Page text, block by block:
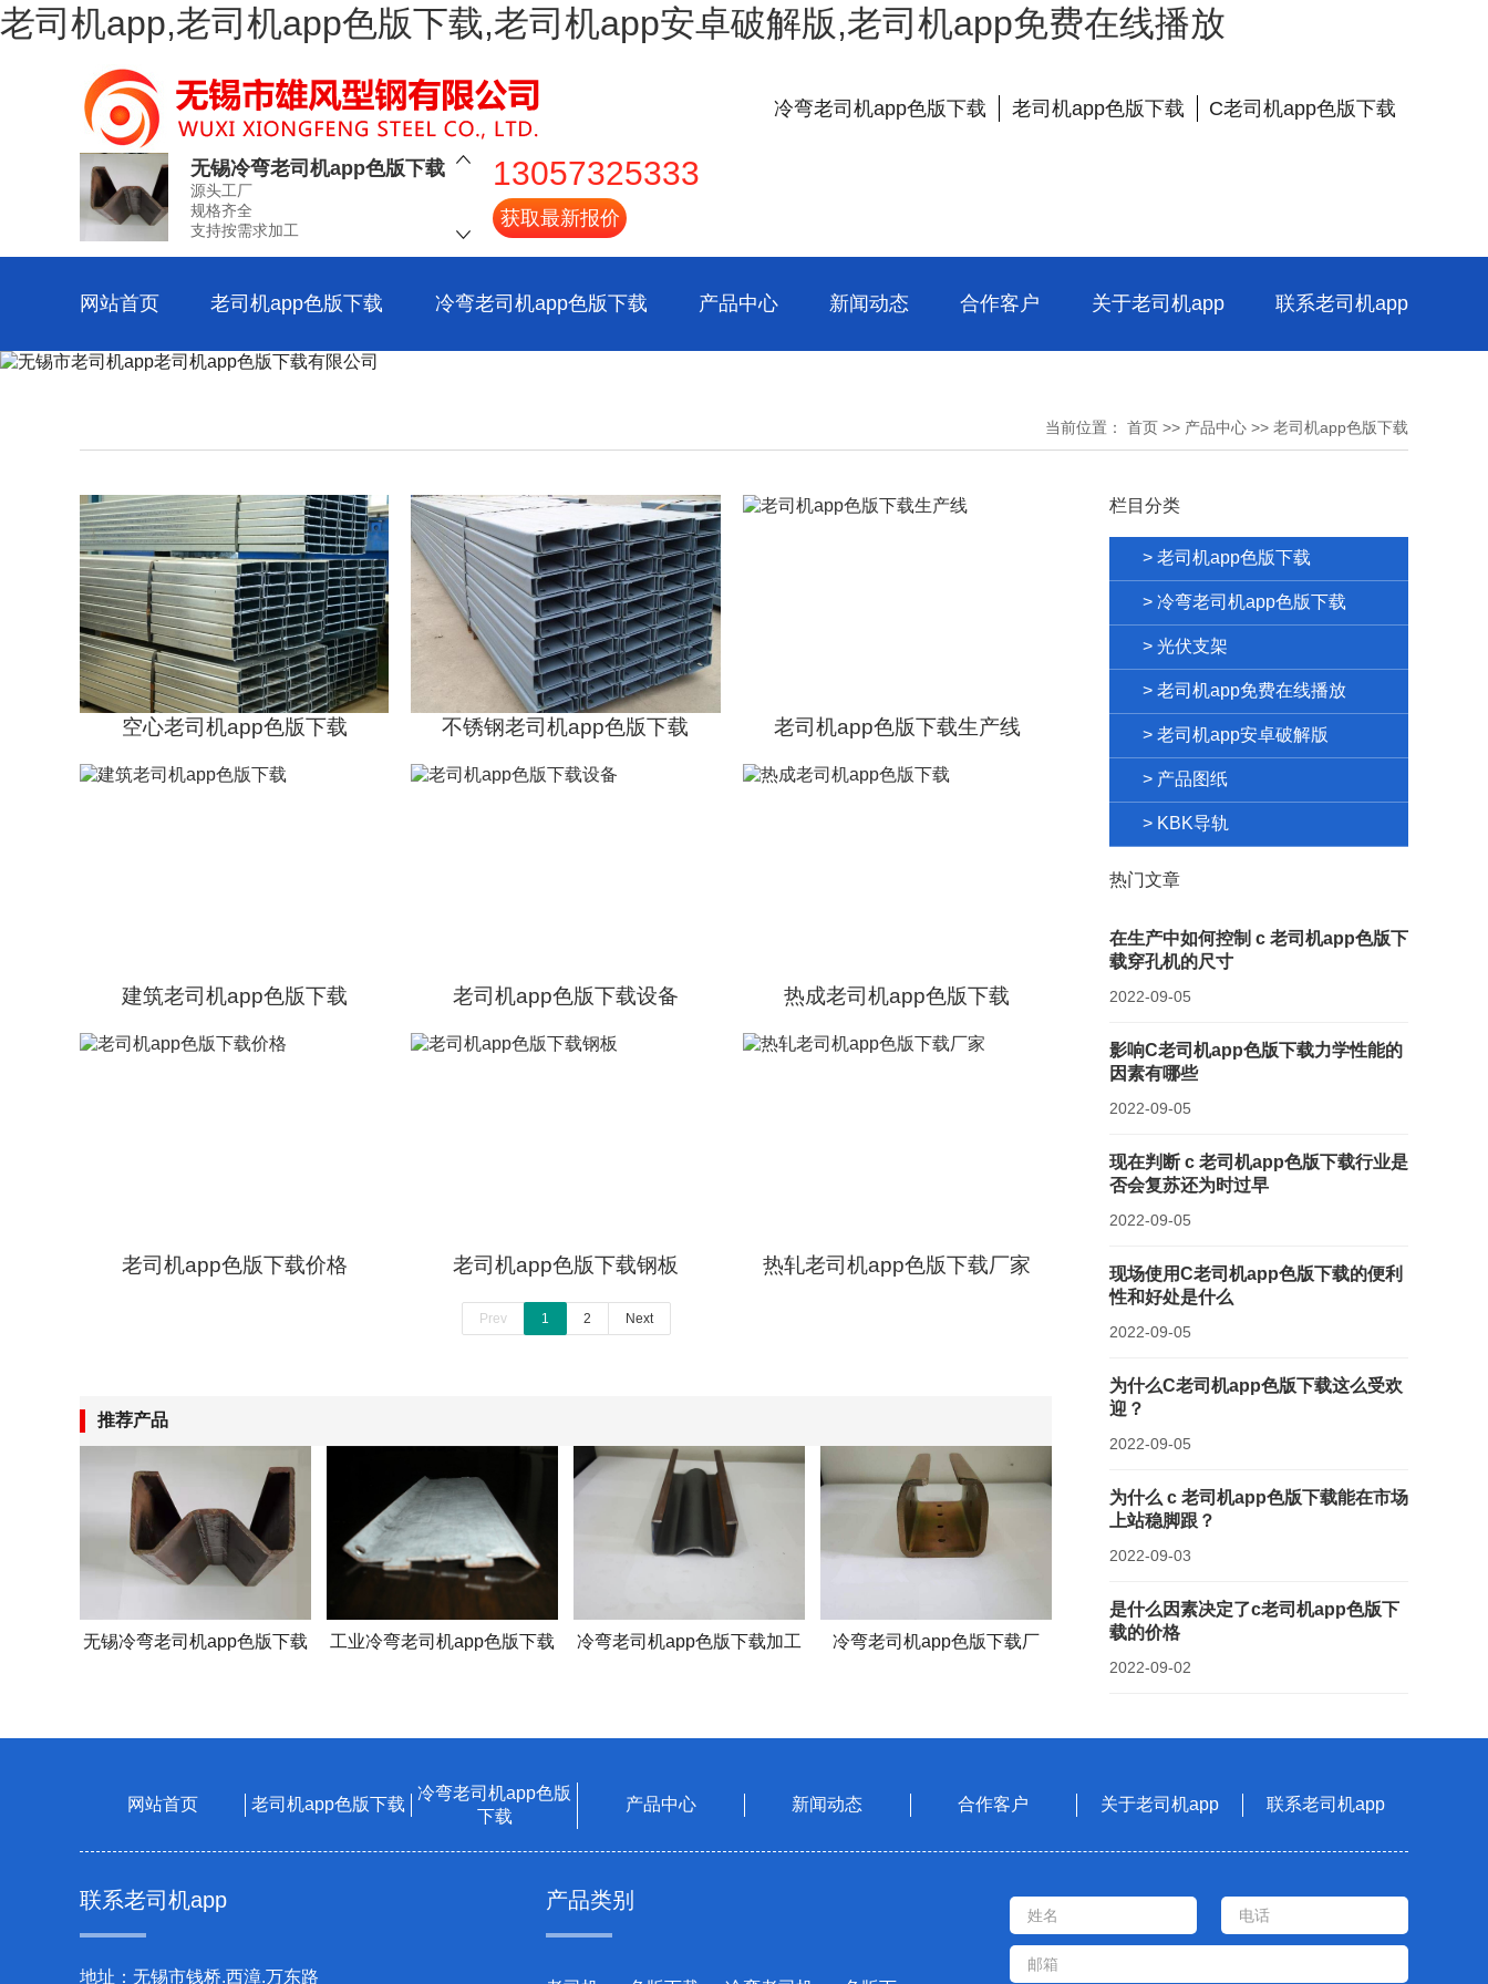
老司机app,老司机app色版下载,老司机app安卓破解版,老司机app免费在线播放
冷弯老司机app色版下载 老司机app色版下载 C老司机app色版下载
空心老司机app色版下载
源头工厂
规格齐全
支持按需求加工
无锡冷弯老司机app色版下载
源头工厂
规格齐全
支持按需求加工
工业冷弯老司机app色版下载
规格齐全
支持按需求加工
源头工厂
源头工厂
支持按需求加工
空心老司机app色版下载
源头工厂
规格齐全
支持按需求加工
无锡冷弯老司机app色版下载
源头工厂
规格齐全
支持按需求加工
13057325333
获取最新报价
网站首页 老司机app色版下载 冷弯老司机app色版下载 产品中心 新闻动态 合作客户 关于老司机app 联系老司机app
当前位置： 首页 >> 产品中心 >> 老司机app色版下载
空心老司机app色版下载 不锈钢老司机app色版下载 老司机app色版下载生产线
建筑老司机app色版下载 老司机app色版下载设备 热成老司机app色版下载
老司机app色版下载价格 老司机app色版下载钢板 热轧老司机app色版下载厂家
Prev 1 2 Next
推荐产品
无锡冷弯老司机app色版下载 工业冷弯老司机app色版下载 冷弯老司机app色版下载加工 冷弯老司机app色版下载厂
栏目分类
> 老司机app色版下载
> 冷弯老司机app色版下载
> 光伏支架
> 老司机app免费在线播放
> 老司机app安卓破解版
> 产品图纸
> KBK导轨
热门文章
在生产中如何控制 c 老司机app色版下
载穿孔机的尺寸
2022-09-05
影响C老司机app色版下载力学性能的
因素有哪些
2022-09-05
现在判断 c 老司机app色版下载行业是
否会复苏还为时过早
2022-09-05
现场使用C老司机app色版下载的便利
性和好处是什么
2022-09-05
为什么C老司机app色版下载这么受欢
迎？
2022-09-05
为什么 c 老司机app色版下载能在市场
上站稳脚跟？
2022-09-03
是什么因素决定了c老司机app色版下
载的价格
2022-09-02
网站首页 老司机app色版下载
冷弯老司机app色版
下载
产品中心 新闻动态 合作客户 关于老司机app 联系老司机app
联系老司机app
地址：无锡市钱桥.西漳.万东路
产品类别